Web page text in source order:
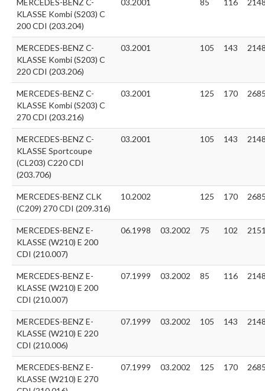
KLASSE Kombi (S203) C
200 CDI (203.204)
MERCEDES-BENZ C-
KLASSE Kombi (S203) C
220 CDI (203.206)
03.2001 105 143
MERCEDES-BENZ C-
KLASSE Kombi (S203) C
270 CDI (203.216)
03.2001 125 170
MERCEDES-BENZ C-
KLASSE Sportcoupe
(CL203) C220 CDI
(203.706)
03.2001 105 143
MERCEDES-BENZ CLK
(C209) 270 CDI (209.316)
10.2002 125 170
MERCEDES-BENZ E-
KLASSE (W210) E 200
CDI (210.007)
06.1998 03.2002 75 102
MERCEDES-BENZ E-
KLASSE (W210) E 200
CDI (210.007)
07.1999 03.2002 85 116
MERCEDES-BENZ E-
KLASSE (W210) E 220
CDI (210.006)
07.1999 03.2002 105 143
MERCEDES-BENZ E-
KLASSE (W210) E 270
07.1999 03.2002 125 170